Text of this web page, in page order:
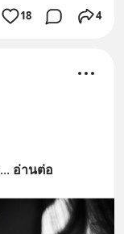
18 4
... อ่านต่อ